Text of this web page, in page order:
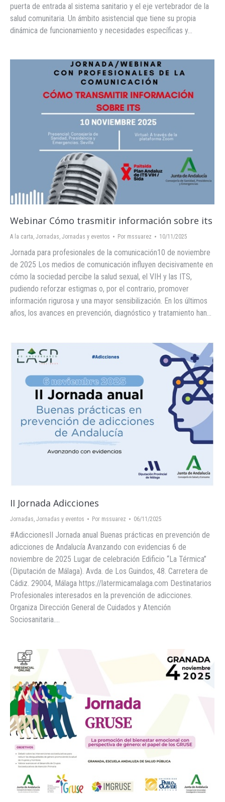
puerta de entrada al sistema sanitario y el eje vertebrador de la
salud comunitaria. Un ámbito asistencial que tiene su propia
dinámica de funcionamiento y necesidades específicas y…
Webinar Cómo trasmitir información sobre its
A la carta, Jornadas, Jornadas y eventos Por mssuarez 10/11/2025
Jornada para profesionales de la comunicación10 de noviembre
de 2025 Los medios de comunicación influyen decisivamente en
cómo la sociedad percibe la salud sexual, el VIH y las ITS,
pudiendo reforzar estigmas o, por el contrario, promover
información rigurosa y una mayor sensibilización. En los últimos
años, los avances en prevención, diagnóstico y tratamiento han…
II Jornada Adicciones
Jornadas, Jornadas y eventos Por mssuarez 06/11/2025
#AdiccionesII Jornada anual Buenas prácticas en prevención de
adicciones de Andalucía Avanzando con evidencias 6 de
noviembre de 2025 Lugar de celebración Edificio “La Térmica”
(Diputación de Málaga). Avda. de Los Guindos, 48. Carretera de
Cádiz. 29004, Málaga https://latermicamalaga.com Destinatarios
Profesionales interesados en la prevención de adicciones.
Organiza Dirección General de Cuidados y Atención
Sociosanitaria.…